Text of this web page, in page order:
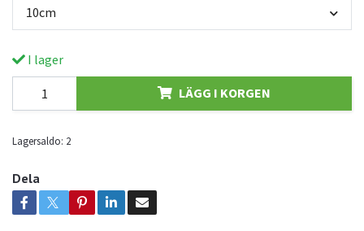
10cm
I lager
LÄGG I KORGEN
Lagersaldo: 2
Dela